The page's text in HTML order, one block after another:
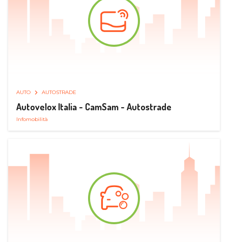
AUTO AUTOSTRADE
Autovelox Italia - CamSam - Autostrade
Infomobilità